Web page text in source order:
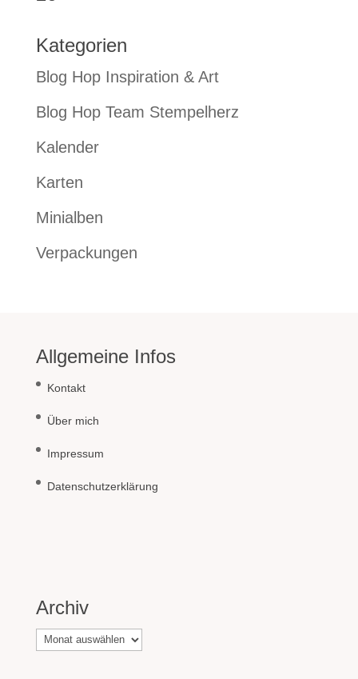
Kategorien
Blog Hop Inspiration & Art
Blog Hop Team Stempelherz
Kalender
Karten
Minialben
Verpackungen
Allgemeine Infos
Kontakt
Über mich
Impressum
Datenschutzerklärung
Archiv
Archiv